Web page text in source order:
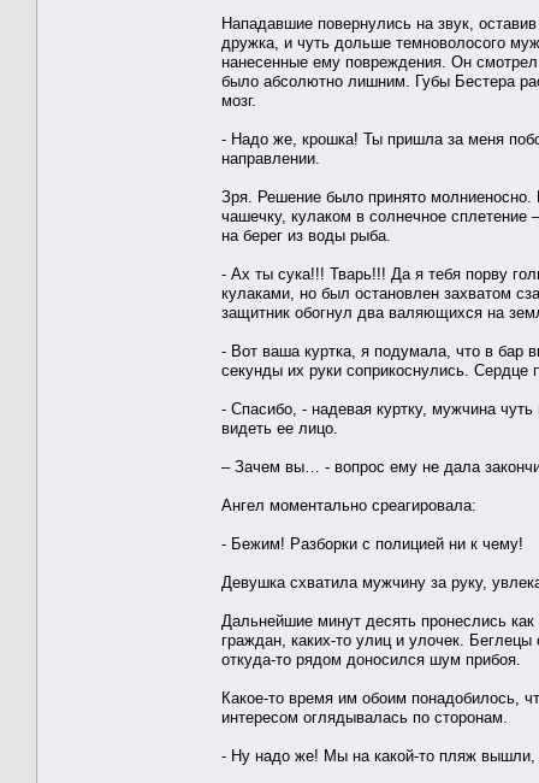
Нападавшие повернулись на звук,
дружка, и чуть дольше темноволосого
нанесенные ему повреждения. Он
было абсолютно лишним. Губы Бестера
мозг.
- Надо же, крошка! Ты пришла за меня
направлении.
Зря. Решение было принято
чашечку, кулаком в солнечное сплетение
на берег из воды рыба.
- Ах ты сука!!! Тварь!!! Да я тебя порву
кулаками, но был остановлен захватом
защитник обогнул два валяющихся на
- Вот ваша куртка, я подумала, что в бар
секунды их руки соприкоснулись.
- Спасибо, - надевая куртку, мужчина
видеть ее лицо.
– Зачем вы… - вопрос ему не дала
Ангел моментально среагировала:
- Бежим! Разборки с полицией ни к чему!
Девушка схватила мужчину за руку,
Дальнейшие минут десять пронеслись
граждан, каких-то улиц и улочек.
откуда-то рядом доносился шум прибоя.
Какое-то время им обоим понадобилось,
интересом оглядывалась по сторонам.
- Ну надо же! Мы на какой-то пляж вышли,